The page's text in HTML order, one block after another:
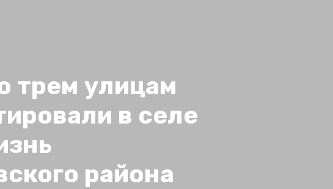
трем улицам
в селе
района